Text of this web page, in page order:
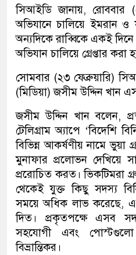
সিআইডি জানায়, রোববার
অভিযানে চালিয়ে ইমরান ও
অন্যদিকে রাব্বিকে একই
অভিযান চালিয়ে গ্রেপ্তার করা
সোমবার (২৩ ফেব্রুয়ারি)
(মিডিয়া) জসীম উদ্দিন খান
জসীম উদ্দিন খান বলেন,
টেলিগ্রাম অ্যাপে ‘বিদেশি
বিভিন্ন আকর্ষণীয় নামে
মুনাফার প্রলোভন দেখিয়ে
প্ররোচিত করত। ভিকটিমরা
থেকেই যুক্ত কিছু সদস্য
সময়ে অধিক লাভ করেছে,
দিত। প্রকৃতপক্ষে এসব
সহযোগী এবং
বিভ্রান্তিকর।